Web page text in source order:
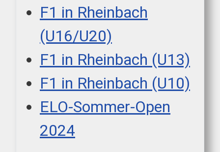
F1 in Rheinbach
(U16/U20)
F1 in Rheinbach (U13)
F1 in Rheinbach (U10)
ELO-Sommer-Open
2024